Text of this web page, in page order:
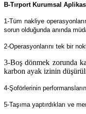
B-Tırport Kurumsal
1-Tüm nakliye
sorun olduğunda anında
2-Operasyonlarını tek bir
3-Boş dönmek zorunda
karbon ayak izinin
4-Şoförlerinin
5-Taşıma yaptırdıkları ve